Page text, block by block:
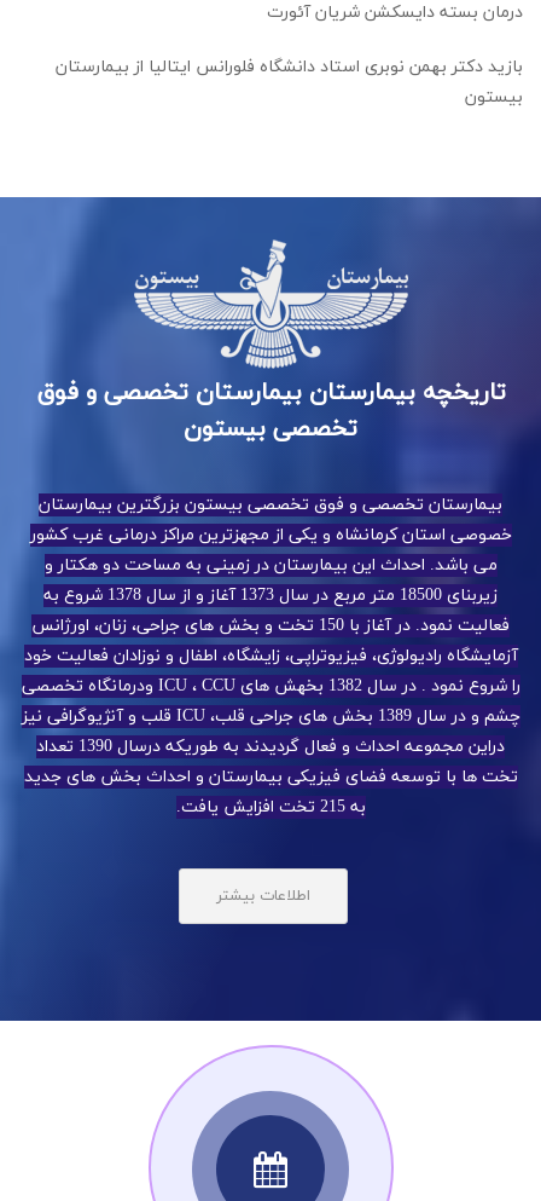
درمان بسته دایسکشن شریان آئورت
بازید دکتر بهمن نوبری استاد دانشگاه فلورانس ایتالیا از بیمارستان
بیستون
تاریخچه بیمارستان بیمارستان تخصصی و فوق
تخصصی بیستون
بیمارستان تخصصی و فوق تخصصی بیستون بزرگترین بیمارستان
خصوصی استان کرمانشاه و یکی از مجهزترین مراکز درمانی غرب کشور
می باشد. احداث این بیمارستان در زمینی به مساحت دو هکتار و
زیربنای 18500 متر مربع در سال 1373 آغاز و از سال 1378 شروع به
فعالیت نمود. در آغاز با 150 تخت و بخش های جراحی، زنان، اورژانس
آزمایشگاه رادیولوژی، فیزیوتراپی، زایشگاه، اطفال و نوزادان فعالیت خود
را شروع نمود . در سال 1382 بخهش های ICU ، CCU ودرمانگاه تخصصی
چشم و در سال 1389 بخش های جراحی قلب، ICU قلب و آنژیوگرافی نیز
دراین مجموعه احداث و فعال گردیدند به طوریکه درسال 1390 تعداد
تخت ها با توسعه فضای فیزیکی بیمارستان و احداث بخش های جدید
به 215 تخت افزایش یافت.
اطلاعات بیشتر